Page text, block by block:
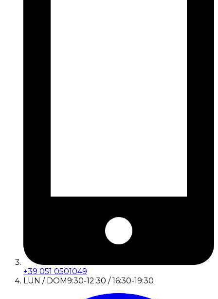
+39 051 0501049
LUN / DOM9:30-12:30 / 16:30-19:30